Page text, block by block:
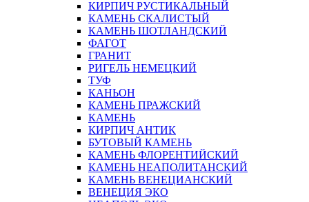
КИРПИЧ РУСТИКАЛЬНЫЙ
КАМЕНЬ СКАЛИСТЫЙ
КАМЕНЬ ШОТЛАНДСКИЙ
ФАГОТ
ГРАНИТ
РИГЕЛЬ НЕМЕЦКИЙ
ТУФ
КАНЬОН
КАМЕНЬ ПРАЖСКИЙ
КАМЕНЬ
КИРПИЧ АНТИК
БУТОВЫЙ КАМЕНЬ
КАМЕНЬ ФЛОРЕНТИЙСКИЙ
КАМЕНЬ НЕАПОЛИТАНСКИЙ
КАМЕНЬ ВЕНЕЦИАНСКИЙ
ВЕНЕЦИЯ ЭКО